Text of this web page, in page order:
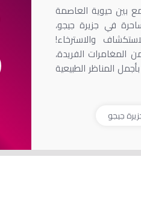
بين حيوية العاصمة
في جزيرة جيجو،
والاسترخاء!
أيام و9 ليالٍ من المغامرات الفريدة،
المناظر الطبيعية
جيجو